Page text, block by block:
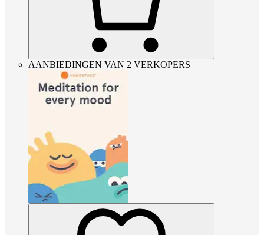
AANBIEDINGEN VAN 2 VERKOPERS